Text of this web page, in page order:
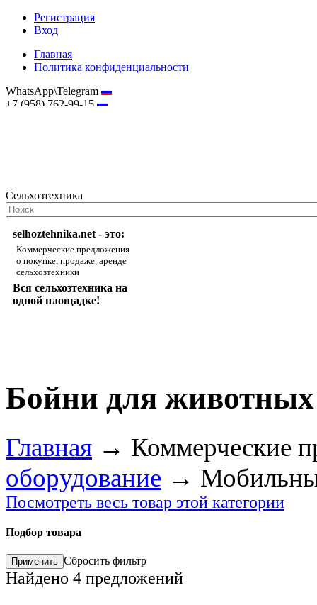
Регистрация
Вход
Главная
Политика конфиденциальности
WhatsApp\Telegram
+7 (958) 762-99-15
Сельхозтехника
selhoztehnika.net - это:
Коммерческие предложения
о покупке, продаже, аренде
сельхозтехники
Вся сельхозтехника на
одной площадке!
Бойни для
Главная → Коммерческие
оборудование →
Посмотреть весь товар этой категории
Подбор товара
Сбросить фильтр
Найдено 4 предложений